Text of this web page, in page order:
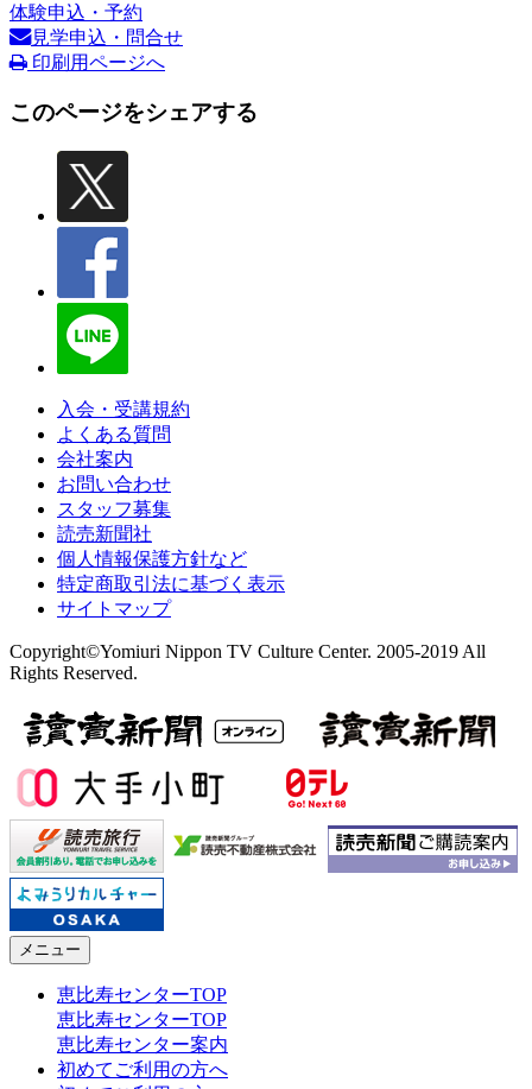
体験申込・予約
見学申込・問合せ
印刷用ページへ
このページをシェアする
入会・受講規約
よくある質問
会社案内
お問い合わせ
スタッフ募集
読売新聞社
個人情報保護方針など
特定商取引法に基づく表示
サイトマップ
Copyright©Yomiuri Nippon TV Culture Center. 2005-2019 All
Rights Reserved.
メニュー
恵比寿センターTOP
恵比寿センターTOP
恵比寿センター案内
初めてご利用の方へ